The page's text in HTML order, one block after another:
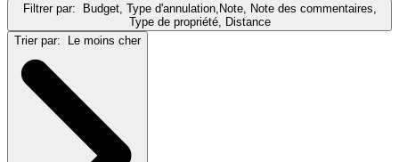
Filtrer par:
Budget, Type d'annulation,Note, Note des commentaires,
Type de propriété, Distance
Trier par:
Le moins cher